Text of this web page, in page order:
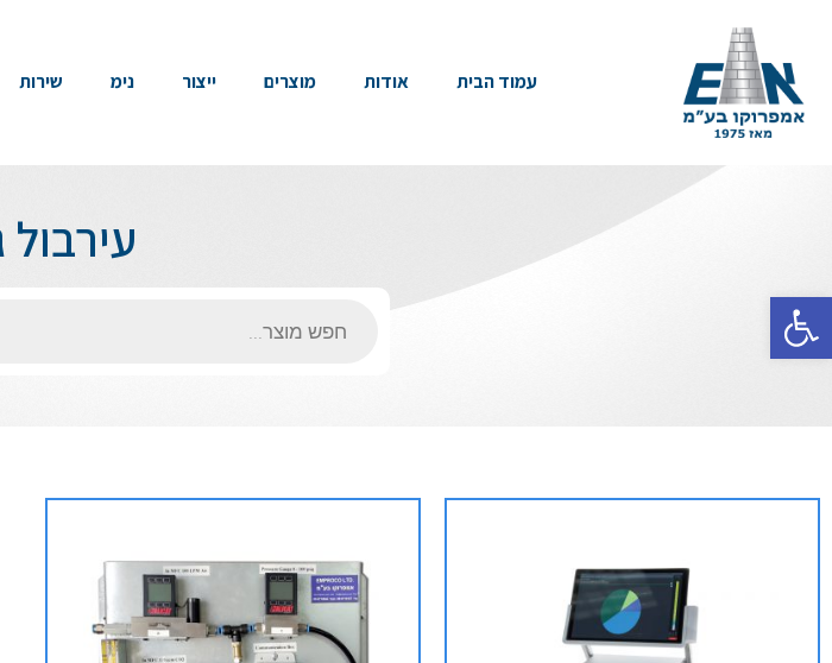
עמוד הבית אודות מוצרים ייצור נימ שירות
עירבול
פתח סרגל נגישות